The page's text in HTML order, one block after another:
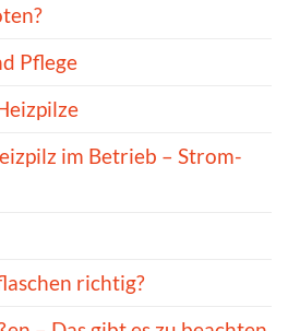
Pflege
im Betrieb – Strom-
richtig?